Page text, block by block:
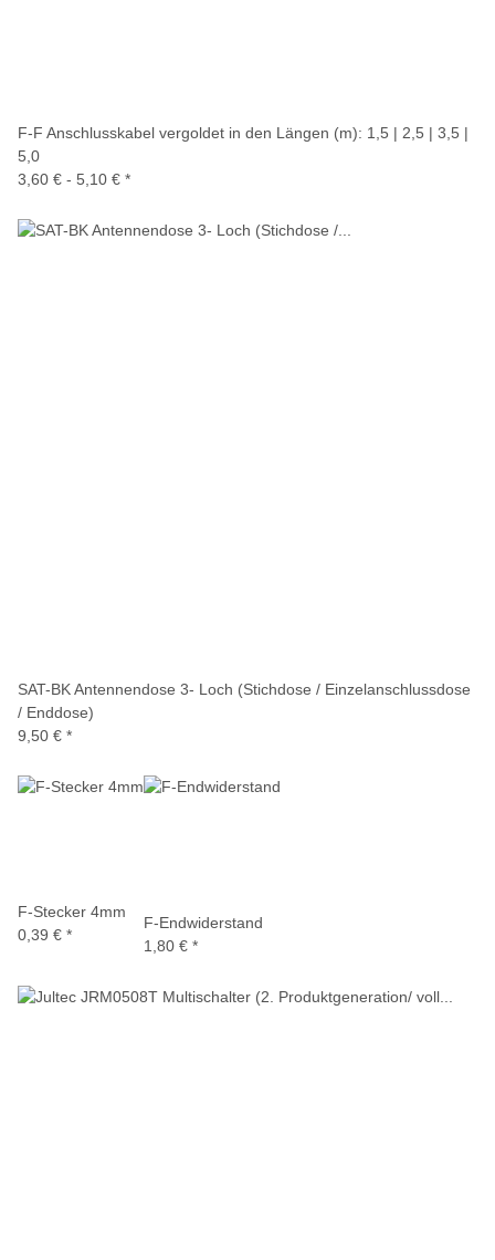
F-F Anschlusskabel vergoldet in den Längen (m): 1,5 | 2,5 | 3,5 |
5,0
3,60 € - 5,10 € *
SAT-BK Antennendose 3- Loch (Stichdose / Einzelanschlussdose
/ Enddose)
9,50 € *
F-Stecker 4mm
0,39 € *
F-Endwiderstand
1,80 € *